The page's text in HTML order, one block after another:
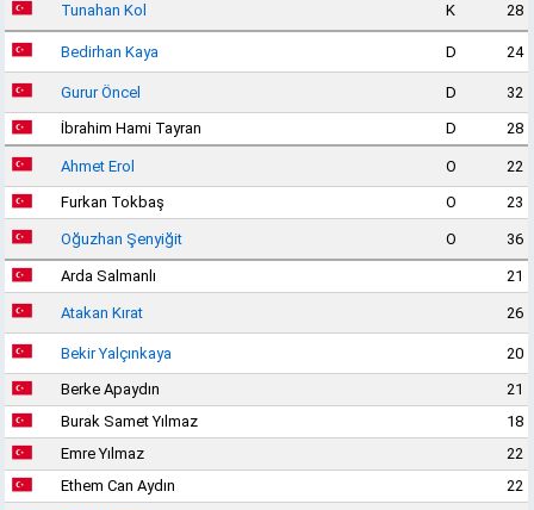
Tunahan Kol K 28
Bedirhan Kaya D 24
Gurur Öncel D
32
İbrahim Hami Tayran
D 28
Ahmet Erol O
22
Furkan Tokbaş
O 23
Oğuzhan Şenyiğit O 36
Arda Salmanlı 21
Atakan Kırat 26
Bekir Yalçınkaya
20
Berke Apaydın
21
Burak Samet Yılmaz
18
Emre Yılmaz
22
Ethem Can Aydın
22